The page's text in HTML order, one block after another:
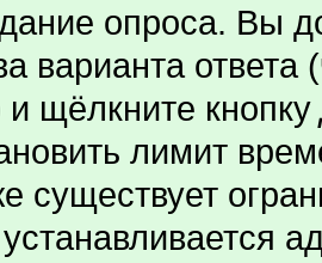
опроса. Вы
варианта ответа
и щёлкните кнопку
лимит
существует